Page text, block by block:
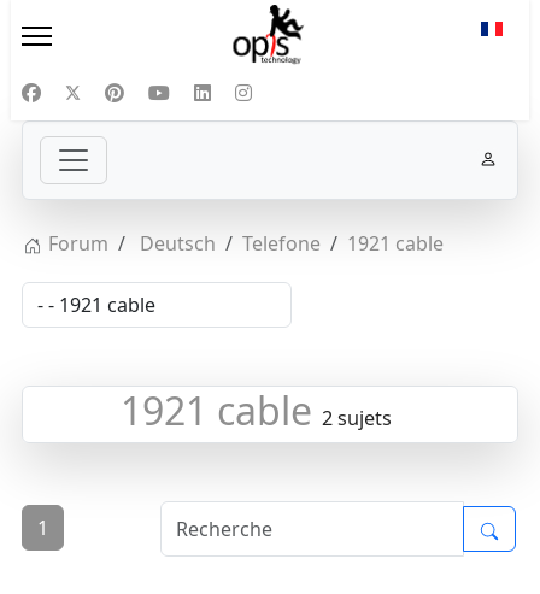
Forum Deutsch Telefone 1921 cable
1921 cable 2 sujets
1